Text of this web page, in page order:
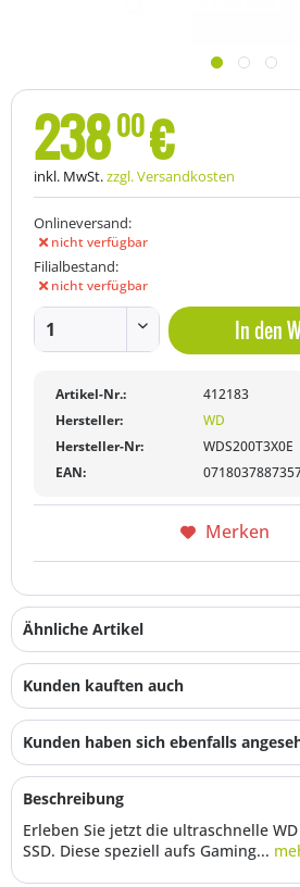
23800€
inkl. MwSt.zzgl. Versandkosten
Onlineversand:
nicht verfügbar
Filialbestand:
nicht verfügbar
In den
Artikel-Nr.:
412183
Hersteller:
WD
Hersteller-Nr:
WDS200T3X0E
EAN:
Merken
Ähnliche Artikel
Kunden kauften auch
Kunden haben sich ebenfalls
Beschreibung
Erleben Sie jetzt die ultraschnelle WD
SSD. Diese speziell aufs Gaming...